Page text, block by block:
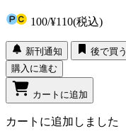
100/¥110(税込)
新刊通知
後で買う
購入に進む
カートに追加
カートに追加しました